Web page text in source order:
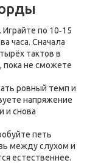
по 10‑15
часа. Сначала
тактов в
пока не сможете
ровный темп и
напряжение
и снова
петь
между слухом и
естественнее.